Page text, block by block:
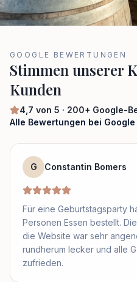
GOOGLE BEWERTUNGEN
Stimmen unserer
Kunden
4,7 von 5 · 200+ Google-
Alle Bewertungen bei
G Constantin Bomers
Für eine Geburtstagsparty
Personen Essen bestellt.
die Website war sehr
rundherum lecker und alle
zufrieden.